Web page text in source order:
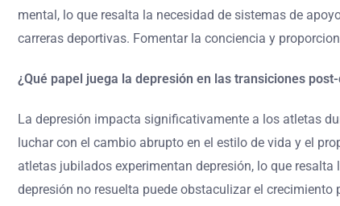
mental, lo que resalta la necesidad de sistemas de
carreras deportivas. Fomentar la conciencia y
¿Qué papel juega la depresión en las transiciones
La depresión impacta significativamente a los atletas
luchar con el cambio abrupto en el estilo de vida y el
atletas jubilados experimentan depresión, lo que
depresión no resuelta puede obstaculizar el